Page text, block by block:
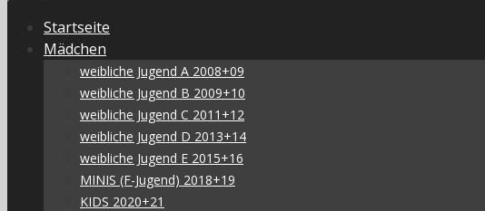
Startseite
Mädchen
weibliche Jugend A 2008+09
weibliche Jugend B 2009+10
weibliche Jugend C 2011+12
weibliche Jugend D 2013+14
weibliche Jugend E 2015+16
MINIS (F-Jugend) 2018+19
KIDS 2020+21